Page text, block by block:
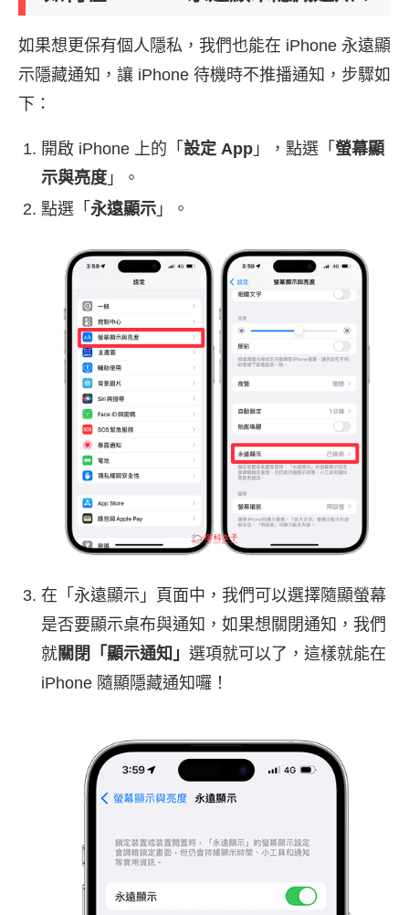
如果想更保有個人隱私，我們也能在 iPhone 永遠顯
示隱藏通知，讓 iPhone 待機時不推播通知，步驟如
下：
開啟 iPhone 上的「 設定 App 」，點選「 螢幕顯
示與亮度 」。
點選「 永遠顯示 」。
在「永遠顯示」頁面中，我們可以選擇隨顯螢幕
是否要顯示桌布與通知，如果想關閉通知，我們
就關閉「顯示通知」 選項就可以了，這樣就能在
iPhone 隨顯隱藏通知囉！